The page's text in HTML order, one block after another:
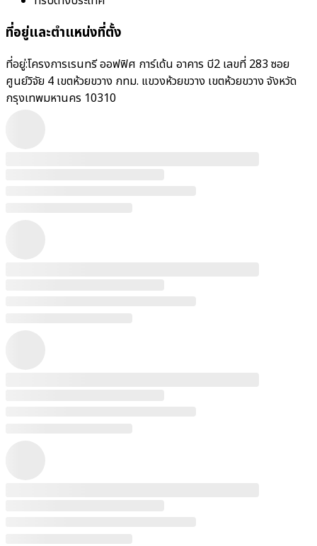
ที่อยู่และตำแหน่งที่ตั้ง
ที่อยู่:โครงการเรนทรี ออฟฟิศ การ์เด้น อาคาร บี2 เลขที่ 283 ซอย
ศูนย์วิจัย 4 เขตห้วยขวาง กทม. แขวงห้วยขวาง เขตห้วยขวาง จังหวัด
กรุงเทพมหานคร 10310